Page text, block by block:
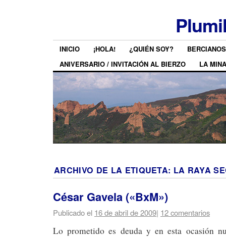
INICIO ¡HOLA! ¿QUIÉN SOY?
ANIVERSARIO / INVITACIÓN AL BIERZO
LA MINA
ARCHIVO DE LA ETIQUETA: LA RAYA
César Gavela («BxM»)
Publicado el 16 de abril de 2009| 12 comentarios
Lo prometido es deuda y en esta ocasión